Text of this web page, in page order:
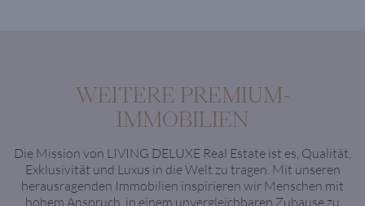
WEITERE PREMIUM-
IMMOBILIEN
Die Mission von LIVING DELUXE Real Estate ist es, Qualität,
Exklusivität und Luxus in die Welt zu tragen. Mit unseren
herausragenden Immobilien inspirieren wir Menschen mit
hohem Anspruch, in einem unvergleichbaren Zuhause zu